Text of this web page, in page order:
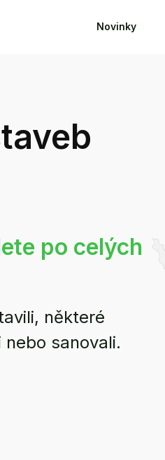
Novinky
po celých
některé
sanovali.